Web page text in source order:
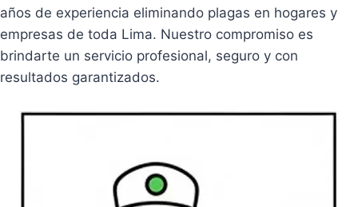
años de experiencia eliminando plagas en hogares y
empresas de toda Lima. Nuestro compromiso es
brindarte un servicio profesional, seguro y con
resultados garantizados.